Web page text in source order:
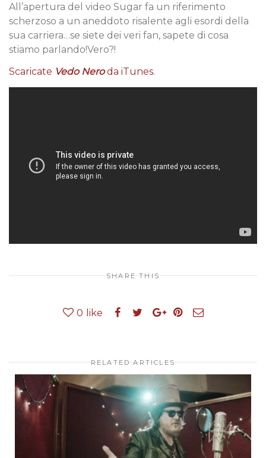
All’apertura del video Sugar fa un riferimento
scherzoso a un aneddoto risalente agli esordi della
sua carriera…se siete dei veri fan, sapete di cosa
stiamo parlando!Vero?!
Scaricate Vedo Neroda iTunes.
SHARE THIS
0 like
RELATED ARTICLES